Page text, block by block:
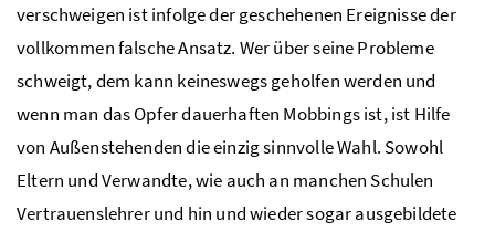
verschweigen ist infolge der geschehenen Ereignisse der
vollkommen falsche Ansatz. Wer über seine Probleme
schweigt, dem kann keineswegs geholfen werden und
wenn man das Opfer dauerhaften Mobbings ist, ist Hilfe
von Außenstehenden die einzig sinnvolle Wahl. Sowohl
Eltern und Verwandte, wie auch an manchen Schulen
Vertrauenslehrer und hin und wieder sogar ausgebildete